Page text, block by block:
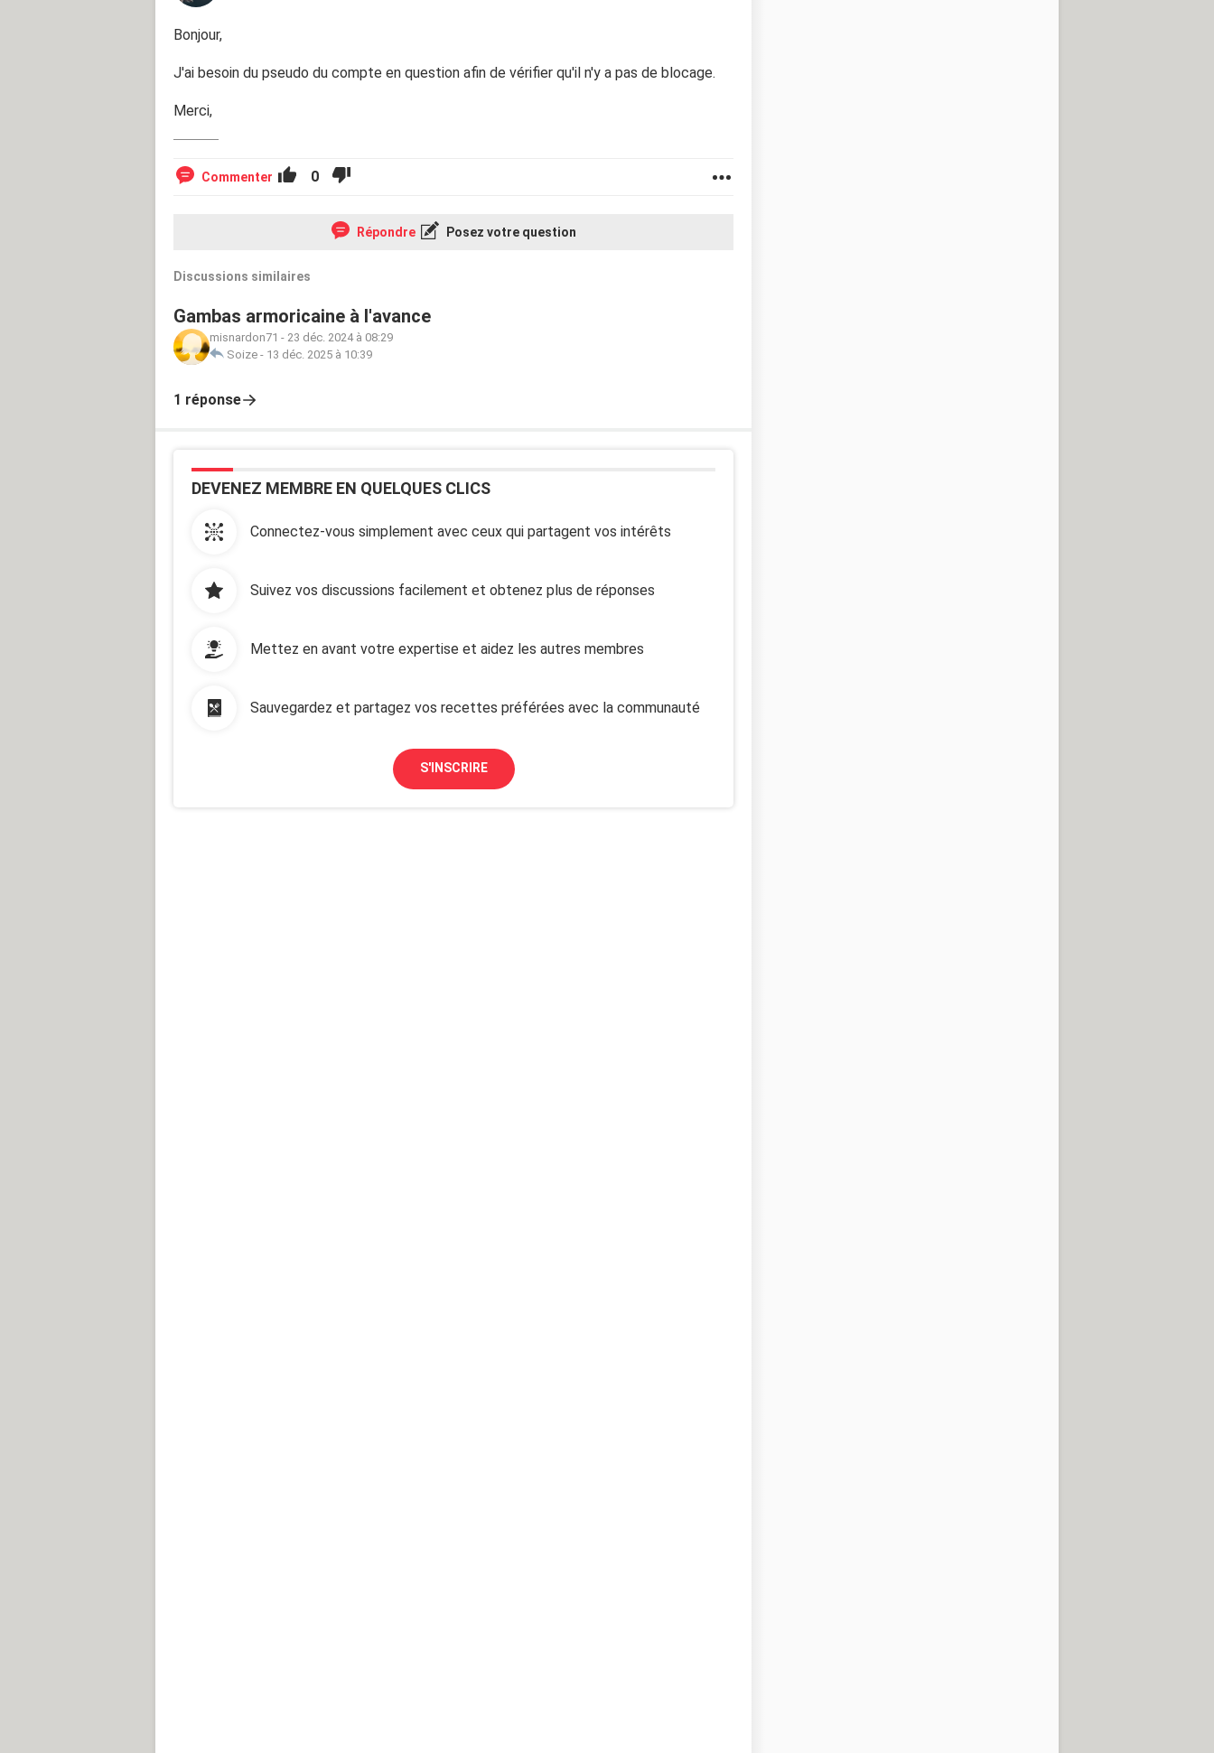
Bonjour,
J'ai besoin du pseudo du compte en question afin de vérifier qu'il n'y a pas de blocage.
Merci,
Commenter 0
Répondre Posez votre question
Discussions similaires
Gambas armoricaine à l'avance
misnardon71 - 23 déc. 2024 à 08:29
Soize - 13 déc. 2025 à 10:39
1 réponse
DEVENEZ MEMBRE EN QUELQUES CLICS
Connectez-vous simplement avec ceux qui partagent vos intérêts
Suivez vos discussions facilement et obtenez plus de réponses
Mettez en avant votre expertise et aidez les autres membres
Sauvegardez et partagez vos recettes préférées avec la communauté
S'INSCRIRE